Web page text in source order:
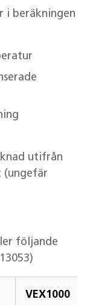
i beräkningen
utifrån
(ungefär
följande
VEX1000